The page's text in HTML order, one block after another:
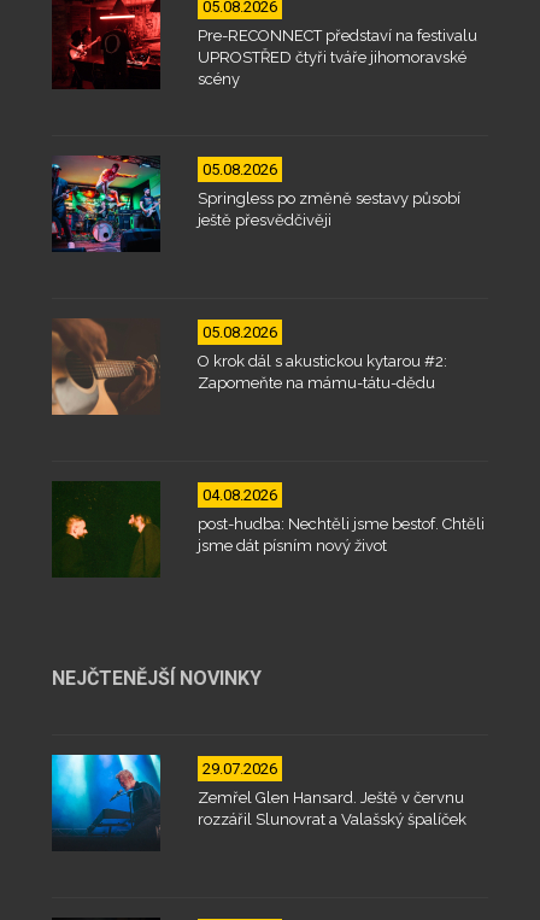
05.08.2026
Pre-RECONNECT představí na festivalu
UPROSTŘED čtyři tváře jihomoravské
scény
05.08.2026
Springless po změně sestavy působí
ještě přesvědčivěji
05.08.2026
O krok dál s akustickou kytarou #2:
Zapomeňte na mámu-tátu-dědu
04.08.2026
post-hudba: Nechtěli jsme bestof. Chtěli
jsme dát písním nový život
NEJČTENĚJŠÍ NOVINKY
29.07.2026
Zemřel Glen Hansard. Ještě v červnu
rozzářil Slunovrat a Valašský špalíček